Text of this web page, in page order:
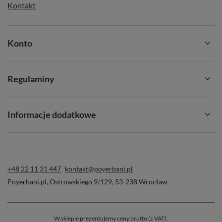
Kontakt
Konto
Regulaminy
Informacje dodatkowe
+48 22 11 31 447 kontakt@poyerbani.pl
Poyerbani.pl, Ostrowskiego 9/129, 53-238Wrocław
W sklepie prezentujemy ceny brutto (z VAT).